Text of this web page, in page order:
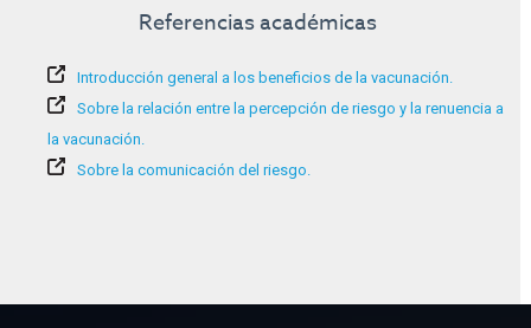
Referencias académicas
Introducción general a los beneficios de la vacunación.
Sobre la relación entre la percepción de riesgo y la renuencia a
la vacunación.
Sobre la comunicación del riesgo.